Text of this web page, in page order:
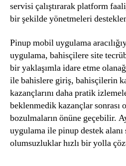
servisi çalıştırarak platform
bir şekilde yönetmeleri
Pinup mobil uygulama
uygulama, bahisçilere site
bir yaklaşımla idare etme
ile bahislere giriş, bahisçilerin
kazançlarını daha pratik
beklenmedik kazançlar sonrası
bozulmaların önüne geçebilir.
uygulama ile pinup destek
olumsuzluklar hızlı bir yolla